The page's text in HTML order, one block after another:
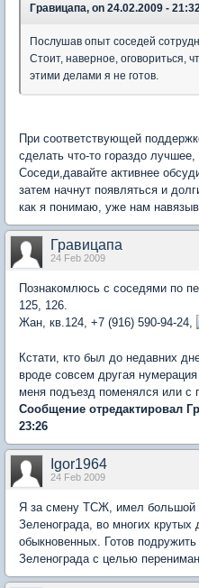
Гравицапа, on 24.02.2009 -
Послушав опыт соседей
Стоит, наверное, оговориться,
этими делами я не готов.
При соответствующей
сделать что-то гораздо
Соседи,давайте активнее
затем начнут появляться и
как я понимаю, уже нам
Гравицапа
24 Feb 2009
Познакомлюсь с соседями по
125, 126.
Жан, кв.124, +7 (916) 590-94-24,
Кстати, кто был до недавних
вроде совсем другая
меня подъезд поменялся или с
Сообщение отредактировал
23:26
Igor1964
24 Feb 2009
Я за смену ТСЖ, имел
Зеленограда, во многих
обыкновенных. Готов
Зеленограда с целью